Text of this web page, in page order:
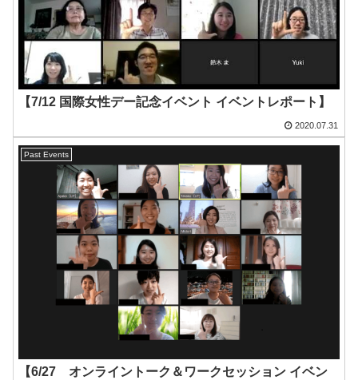
【7/12 国際女性デー記念イベント イベントレポート】
2020.07.31
Past Events
【6/27 オンライントーク＆ワークセッション イベン